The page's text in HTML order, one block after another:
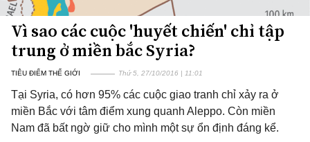
Vì sao các cuộc 'huyết chiến' chỉ tập
trung ở miền bắc Syria?
TIÊU ĐIỂM THẾ GIỚI Thứ 5, 27/10/2016 | 11:01
Tại Syria, có hơn 95% các cuộc giao tranh chỉ xảy ra ở
miền Bắc với tâm điểm xung quanh Aleppo. Còn miền
Nam đã bất ngờ giữ cho mình một sự ổn định đáng kể.